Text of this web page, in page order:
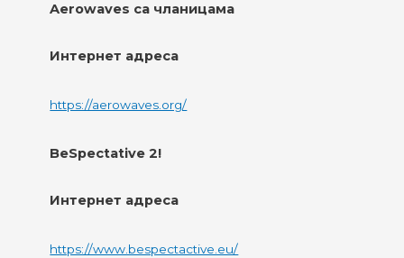
Aerowaves са чланицама
Интернет адреса
https://aerowaves.org/
BeSpectative 2!
Интернет адреса
https://www.bespectactive.eu/